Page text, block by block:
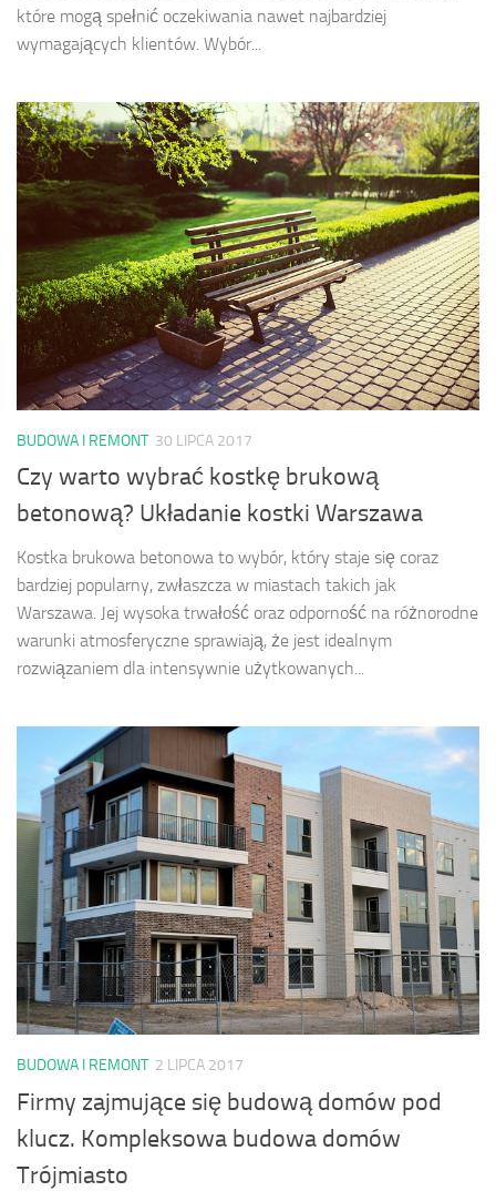
które mogą spełnić oczekiwania nawet najbardziej
wymagających klientów. Wybór...
BUDOWA I REMONT 30 LIPCA 2017
Czy warto wybrać kostkę brukową
betonową? Układanie kostki Warszawa
Kostka brukowa betonowa to wybór, który staje się coraz
bardziej popularny, zwłaszcza w miastach takich jak
Warszawa. Jej wysoka trwałość oraz odporność na różnorodne
warunki atmosferyczne sprawiają, że jest idealnym
rozwiązaniem dla intensywnie użytkowanych...
BUDOWA I REMONT 2 LIPCA 2017
Firmy zajmujące się budową domów pod
klucz. Kompleksowa budowa domów
Trójmiasto